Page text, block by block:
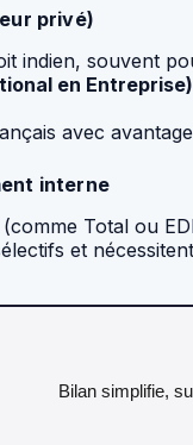
privé)
indien, souvent
en Entreprise)
avec
interne
Total ou
et
Bilan simplifie,